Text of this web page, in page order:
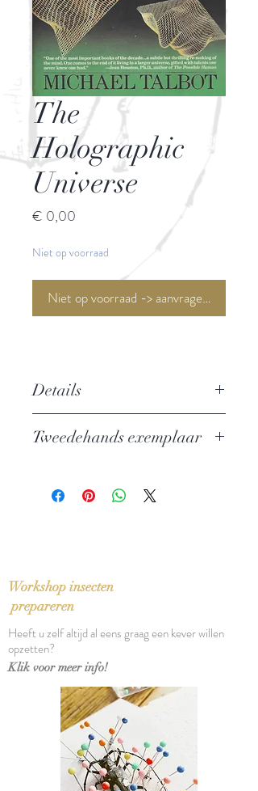
The
Holographic
Universe
€ 0,00
Niet op voorraad
Niet op voorraad -> aanvragen <-
Details
Uitgever: Harper Perennial
Bindwijze: Paperback
Tweedehands exemplaar
Workshop insecten
prepareren
Heeft u zelf altijd al eens graag een kever willen
opzetten?
Klik voor meer info!